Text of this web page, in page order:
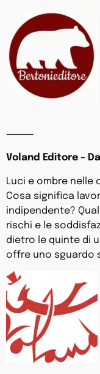
⸻
Voland Editore –
Luci e ombre nelle
Cosa significa
indipendente?
rischi e le
dietro le quinte di
offre uno sguardo